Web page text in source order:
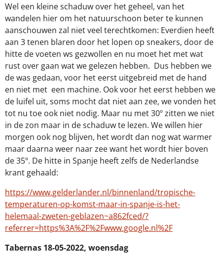
Wel een kleine schaduw over het geheel, van het
wandelen hier om het natuurschoon beter te kunnen
aanschouwen zal niet veel terechtkomen: Everdien heeft
aan 3 tenen blaren door het lopen op sneakers, door de
hitte de voeten ws gezwollen en nu moet het met wat
rust over gaan wat we gelezen hebben. Dus hebben we
de was gedaan, voor het eerst uitgebreid met de hand
en niet met een machine. Ook voor het eerst hebben we
de luifel uit, soms mocht dat niet aan zee, we vonden het
tot nu toe ook niet nodig. Maar nu met 30º zitten we niet
in de zon maar in de schaduw te lezen. We willen hier
morgen ook nog blijven, het wordt dan nog wat warmer
maar daarna weer naar zee want het wordt hier boven
de 35º. De hitte in Spanje heeft zelfs de Nederlandse
krant gehaald:
https://www.gelderlander.nl/binnenland/tropische-
temperaturen-op-komst-maar-in-spanje-is-het-
helemaal-zweten-geblazen~a862fced/?
referrer=https%3A%2F%2Fwww.google.nl%2F
Tabernas 18-05-2022, woensdag